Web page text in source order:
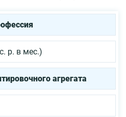
р. в мес.)
агрегата